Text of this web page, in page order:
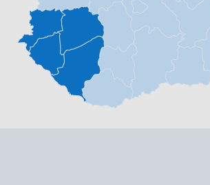
Fő műszaki adatok